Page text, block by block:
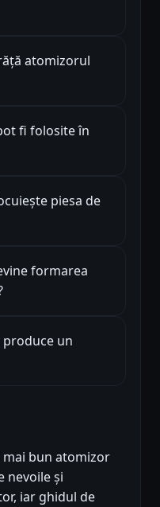
atomizorul
fi folosite în
piesa de
formarea
produce un
mai bun atomizor
nevoile și
iar ghidul de